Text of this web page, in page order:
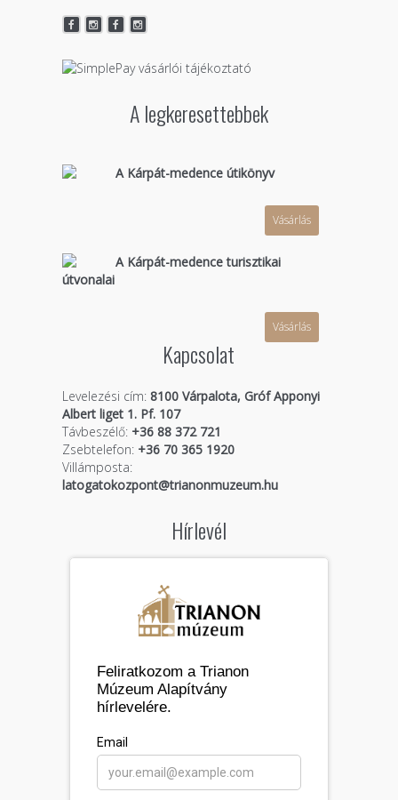
A legkeresettebbek
A Kárpát-medence útikönyv
Vásárlás
A Kárpát-medence turisztikai
útvonalai
Vásárlás
Kapcsolat
Levelezési cím: 8100 Várpalota, Gróf Apponyi
Albert liget 1. Pf. 107
Távbeszélő:+36 88 372 721
Zsebtelefon:+36 70 365 1920
Villámposta:
latogatokozpont@trianonmuzeum.hu
Hírlevél